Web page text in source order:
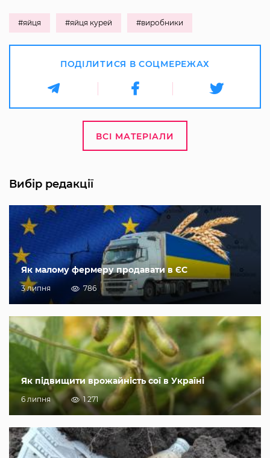
#яйця #яйця курей #виробники
ПОДІЛИТИСЯ В СОЦМЕРЕЖАХ
ВСІ МАТЕРІАЛИ
Вибір редакції
Як малому фермеру продавати в ЄС
3 липня 786
Як підвищити врожайність сої в Україні
6 липня 1 271